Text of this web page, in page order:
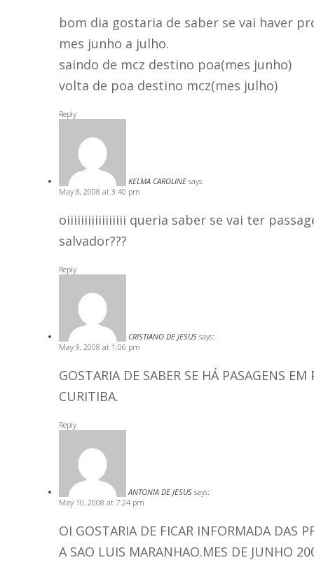
bom dia gostaria de saber se vai haver
mes junho a julho.
saindo de mcz destino poa(mes junho)
volta de poa destino mcz(mes julho)
Reply
KELMA CAROLINE says:
May 8, 2008 at 3:40 pm
oiiiiiiiiiiiiiiiii queria saber se vai ter
salvador???
Reply
CRISTIANO DE JESUS says:
May 9, 2008 at 1:06 pm
GOSTARIA DE SABER SE HÁ PASAGENS
CURITIBA.
Reply
ANTONIA DE JESUS says:
May 10, 2008 at 7:24 pm
OI GOSTARIA DE FICAR INFORMADA DAS
A SAO LUIS MARANHAO.MES DE JUNHO